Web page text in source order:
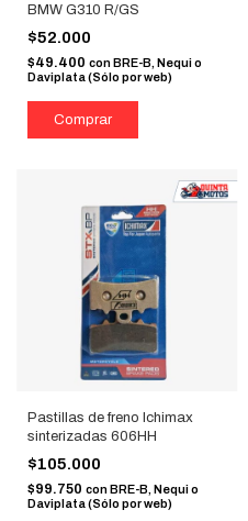
BMW G310 R/GS
$52.000
$49.400 con BRE-B, Nequi o
Daviplata (Sólo por web)
Pastillas de freno Ichimax
sinterizadas 606HH
$105.000
$99.750 conBRE-B, Nequi o
Daviplata (Sólo por web)